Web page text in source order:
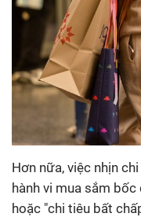
Hơn nữa, việc nhịn
hành vi mua sắm
hoặc "chi tiêu bất